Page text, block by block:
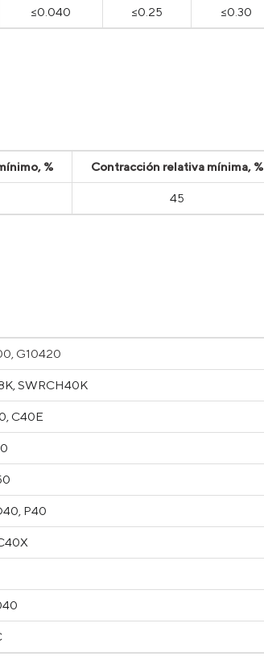
≤0.040 ≤0.25 ≤0.30
% Contracción relativa mínima, %
45
G10420
SWRCH40K
C40E
P40